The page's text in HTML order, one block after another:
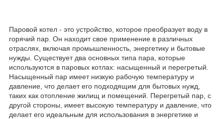
Паровой котел - это устройство, которое преобразует воду в
горячий пар. Он находит свое применение в различных
отраслях, включая промышленность, энергетику и бытовые
нужды. Существует два основных типа пара, которые
используются в паровых котлах: насыщенный и перегретый.
Насыщенный пар имеет низкую рабочую температуру и
давление, что делает его подходящим для бытовых нужд,
таких как отопление жилищ и помещений. Перегретый пар, с
другой стороны, имеет высокую температуру и давление, что
делает его идеальным для использования в энергетике и